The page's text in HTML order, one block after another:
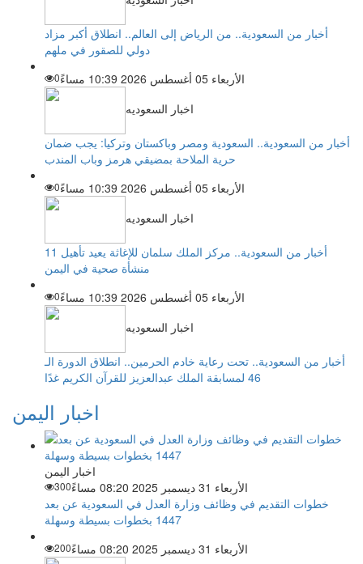
أخبار من السعودية.. من الرياض إلى العالم.. انطلاق أكبر مزاد
دولي للصقور في ملهم
الأربعاء 05 أغسطس 2026 10:39 مساءً
0
اخبار السعوديه
أخبار من السعودية.. السعودية ومصر وباكستان وتركيا: يجب ضمان
حرية الملاحة بمضيقي هرمز وباب المندب
الأربعاء 05 أغسطس 2026 10:39 مساءً
0
اخبار السعوديه
أخبار من السعودية.. مركز الملك سلمان للإغاثة يعيد تأهيل 11
منشأة صحية في اليمن
الأربعاء 05 أغسطس 2026 10:39 مساءً
0
اخبار السعوديه
أخبار من السعودية.. تحت رعاية خادم الحرمين.. انطلاق الدورة الـ
46 لمسابقة الملك عبدالعزيز للقرآن الكريم غدًا
اخبار اليمن
اخبار اليمن
الأربعاء 31 ديسمبر 2025 08:20 مساءً
300
خطوات التقديم في وظائف وزارة العدل في السعودية عن بعد
1447 بخطوات بسيطة وسهلة
الأربعاء 31 ديسمبر 2025 08:20 مساءً
200